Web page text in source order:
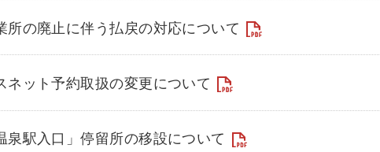
所の廃止に伴う払戻の対応について
ネット予約取扱の変更について
泉駅入口」停留所の移設について